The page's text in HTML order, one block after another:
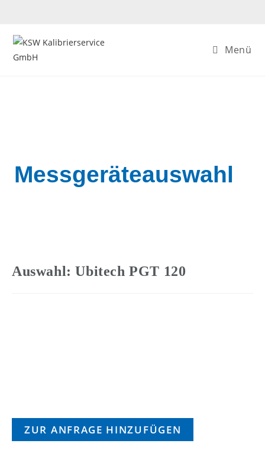
Menü
Messgeräteauswahl
Auswahl: Ubitech PGT 120
ZUR ANFRAGE HINZUFÜGEN